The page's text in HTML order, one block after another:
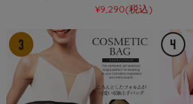
¥9,290(税込)